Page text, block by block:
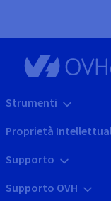
Strumenti
Proprietà
Supporto
Supporto OVH